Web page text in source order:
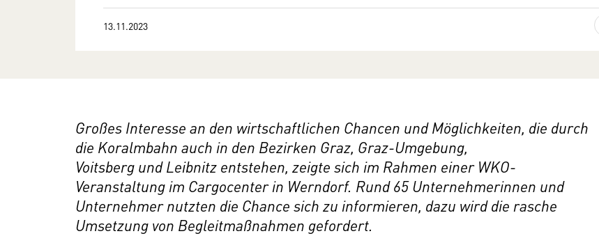
13.11.2023
Großes Interesse an den wirtschaftlichen Chancen und Möglichkeiten, die durch
die Koralmbahn auch in den Bezirken Graz, Graz-Umgebung,
Voitsberg und Leibnitz entstehen, zeigte sich im Rahmen einer WKO-
Veranstaltung im Cargocenter in Werndorf. Rund 65 Unternehmerinnen und
Unternehmer nutzten die Chance sich zu informieren, dazu wird die rasche
Umsetzung von Begleitmaßnahmen gefordert.